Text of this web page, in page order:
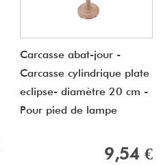
Carcasse abat-jour -
Carcasse cylindrique plate
eclipse- diamètre 20 cm -
Pour pied de lampe
9,54 €